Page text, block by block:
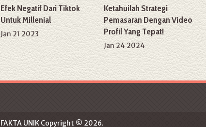
Efek Negatif Dari Tiktok
Untuk Millenial
Jan 21 2023
Ketahuilah Strategi
Pemasaran Dengan Video
Profil Yang Tepat!
Jan 24 2024
FAKTA UNIK Copyright © 2026.